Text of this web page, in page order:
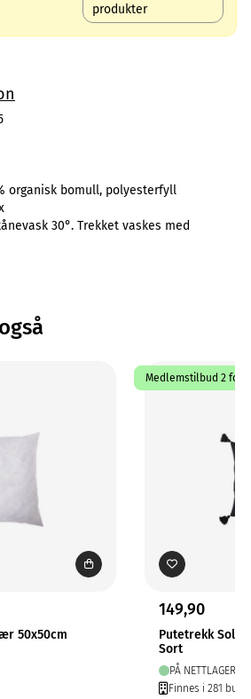
produkter
organisk bomull, polyesterfyll
30°. Trekket vaskes med
50x50cm
Medlemstilbud 2 for 1
149,90
Putetrekk Solo
Sort
PÅ NETTLAGER
Finnes i 281